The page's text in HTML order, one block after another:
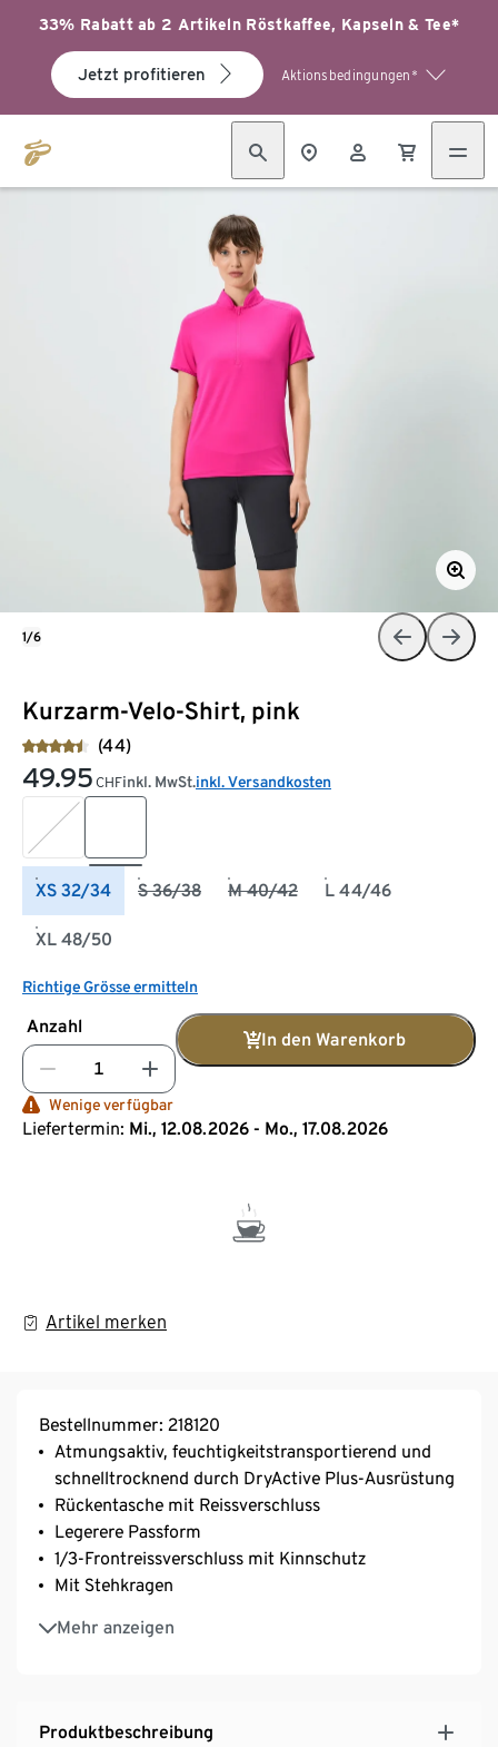
33% Rabatt ab 2 Artikeln Röstkaffee, Kapseln & Tee*
Jetzt profitieren Aktionsbedingungen*
Kurzarm-Velo-Shirt, pink
(44)
49.95 CHFinkl. MwSt.inkl. Versandkosten
XS 32/34 S 36/38 M 40/42 L 44/46
XL 48/50
Richtige Grösse ermitteln
Anzahl
In den Warenkorb
Wenige verfügbar
Liefertermin: Mi., 12.08.2026 - Mo., 17.08.2026
Artikel merken
1/6
Bestellnummer: 218120
Atmungsaktiv, feuchtigkeitstransportierend und
schnelltrocknend durch DryActive Plus-Ausrüstung
Rückentasche mit Reissverschluss
Legerere Passform
1/3-Frontreissverschluss mit Kinnschutz
Mit Stehkragen
Mehr anzeigen
Verlängerter Rücken und abgerundeter Saum
Softes, elastisches Material mit der Faser Creora® –
Produktbeschreibung